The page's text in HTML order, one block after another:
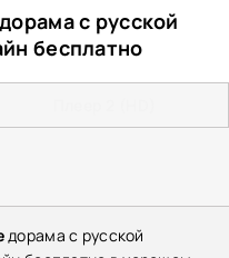
с русской
бесплатно
дорама с русской